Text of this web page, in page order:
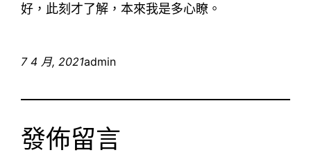
好，此刻才了解，本來我是多心瞭。
7 4 月, 2021admin
發佈留言